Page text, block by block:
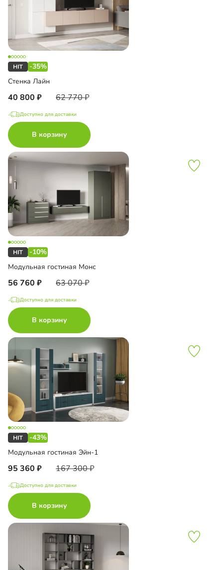
-35%
Стенка Лайн
40 800 62 770
Доступно для доставки
В корзину
-10%
Модульная гостиная Монс
56 760 63 070
Доступно для доставки
В корзину
-43%
Модульная гостиная Эйн-1
95 360 167 300
Доступно для доставки
В корзину